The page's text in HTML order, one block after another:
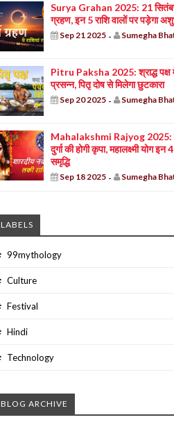
Surya Grahan 2025: 21
ग्रहण, इन 5 राशि वालों पर पड़ेगा
Sep 21 2025- Sumegha
Pitru Paksha 2025: श्राद्ध पक्ष
प्रसन्न, पितृ दोष से मिलेगा छुटकारा
Sep 20 2025- Sumegha
Mahalakshmi Rajyog 2025:
दुर्गा की होगी कृपा, महालक्ष्मी योग इन
समृद्धि
Sep 18 2025- Sumegha
LABELS
99mythology
Culture
Festival
Hindi
Technology
BLOG ARCHIVE